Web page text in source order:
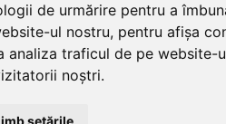
de urmărire pentru a
ul nostru, pentru afișa
analiza traficul de pe website-
noștri.
setările
Alpina
Ochelari de soare Oakley
Ochelari de soare Alpina
Intretinere manusi